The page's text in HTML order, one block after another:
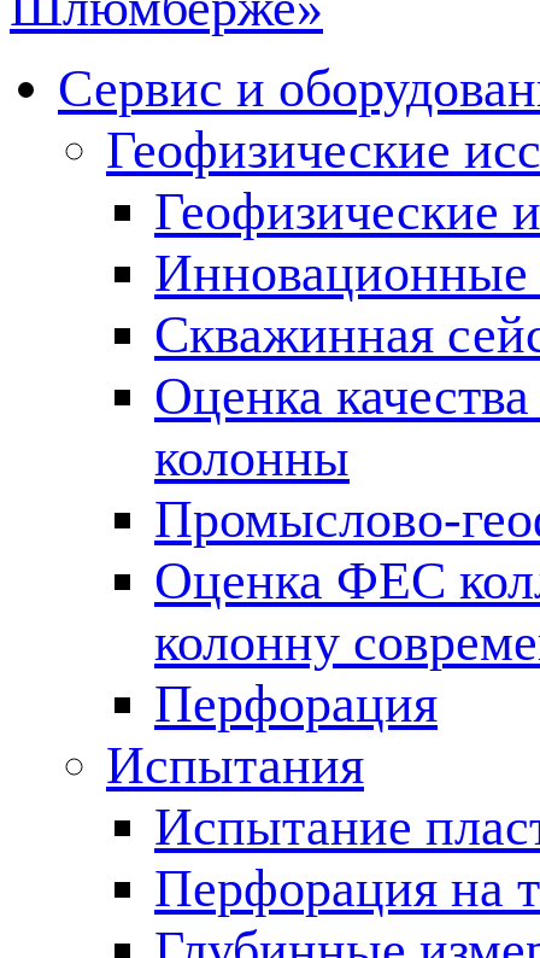
Сервис и
Геофизические
Геофизические
Инновационные
Скважинная
Оценка
колонны
Промыслово-
Оценка ФЕС
колонну
Перфорация
Испытания
Испытание
Перфорация на